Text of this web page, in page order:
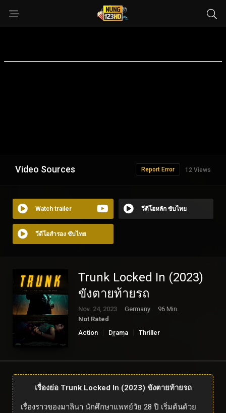
Video Sources 12 Views
Report Error
Watch trailer วีดีโอหลัก ซับไทย
วีดีโอสำรอง ซับไทย
Trunk Locked In (2023)
ขังตายท้ายรถ
Nov. 24, 2023 Germany
96 Min.
Not Rated
Action
Drama
Thriller
เรื่องย่อ Trunk Locked In (2023) ขังตายท้ายรถ
เรื่องราวของมาลินา นักศึกษาแพทย์วัย 28 ปี เริ่มต้นด้วย